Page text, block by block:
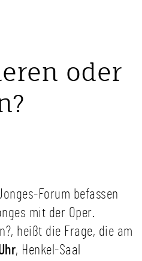
oder
Forum befassen
mit der Oper.
heißt die Frage, die am
, Henkel-Saal